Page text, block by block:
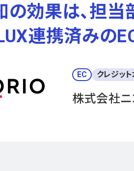
の効果は、担当
連携済みの
EC クレジッ
株式会社ニ